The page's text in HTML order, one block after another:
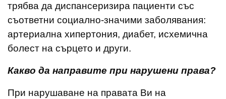
трябва да диспансеризира пациенти със
съответни социално-значими заболявания:
артериална хипертония, диабет, исхемична
болест на сърцето и други.
Какво да направите при нарушени права?
При нарушаване на правата Ви на